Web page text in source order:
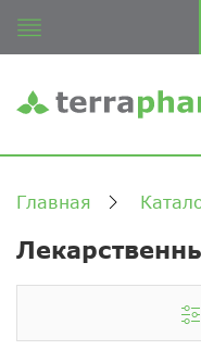
Главная